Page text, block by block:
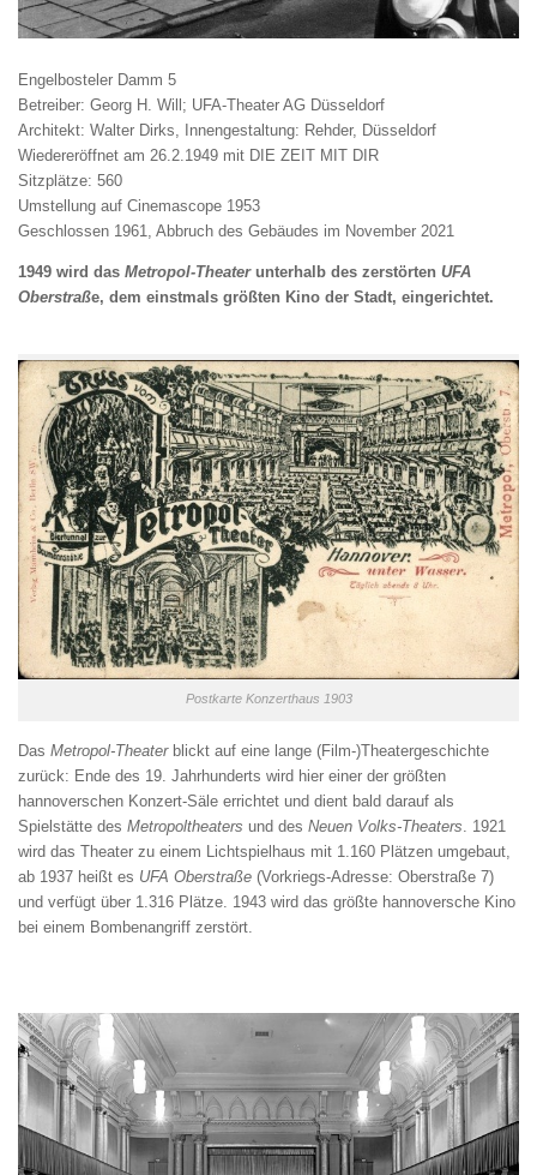
Engelbosteler Damm 5
Betreiber: Georg H. Will; UFA-Theater AG Düsseldorf
Architekt: Walter Dirks, Innengestaltung: Rehder, Düsseldorf
Wiedereröffnet am 26.2.1949 mit DIE ZEIT MIT DIR
Sitzplätze: 560
Umstellung auf Cinemascope 1953
Geschlossen 1961, Abbruch des Gebäudes im November 2021
1949 wird das Metropol-Theaterunterhalb des zerstörten UFA
Oberstraße, dem einstmals größten Kino der Stadt, eingerichtet.
Postkarte Konzerthaus 1903
Das Metropol-Theaterblickt auf eine lange (Film-)Theatergeschichte
zurück: Ende des 19. Jahrhunderts wird hier einer der größten
hannoverschen Konzert-Säle errichtet und dient bald darauf als
Spielstätte des Metropoltheaters und des Neuen Volks-Theaters. 1921
wird das Theater zu einem Lichtspielhaus mit 1.160 Plätzen umgebaut,
ab 1937 heißt es UFA Oberstraße (Vorkriegs-Adresse: Oberstraße 7)
und verfügt über 1.316 Plätze. 1943 wird das größte hannoversche Kino
bei einem Bombenangriff zerstört.